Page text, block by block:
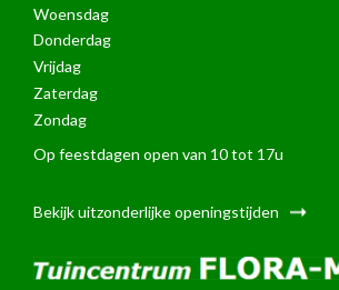
Woensdag
Donderdag
Vrijdag
Zaterdag
Zondag
Op feestdagen open van 10 tot 17u
Bekijk uitzonderlijke openingstijden